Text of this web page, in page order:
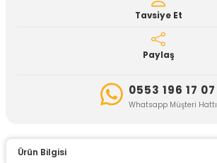
Tavsiye Et
Paylaş
0553 196 17 07
Whatsapp Müşteri Hattı
Ürün Bilgisi